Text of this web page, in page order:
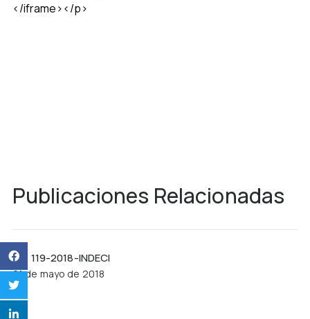
</iframe></p>
Publicaciones Relacionadas
R.J. 119-2018-INDECI
21 de mayo de 2018